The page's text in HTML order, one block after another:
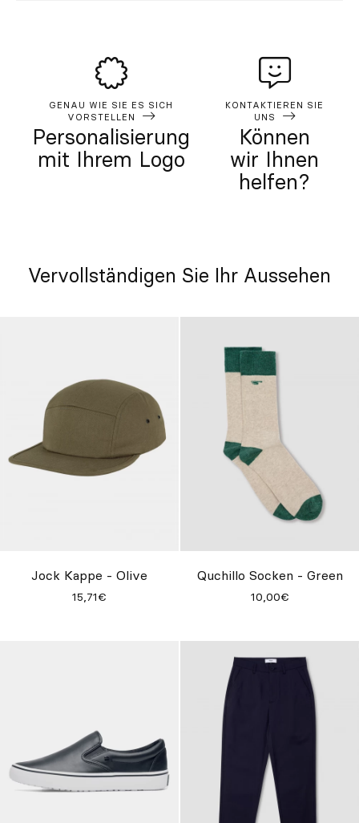
GENAU WIE SIE ES SICH
VORSTELLEN
Personalisierung
mit Ihrem Logo
KONTAKTIEREN SIE
UNS
Können
wir Ihnen
helfen?
Vervollständigen Sie Ihr Aussehen
Jock Kappe - Olive
15,71€
Quchillo Socken - Green
10,00€